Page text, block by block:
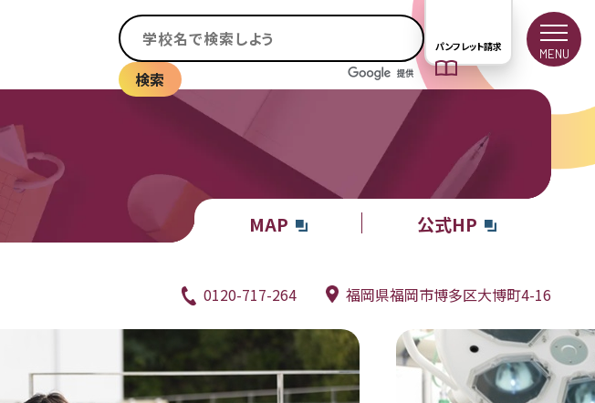
検索
パンフレット請求
MAP 公式HP
0120-717-264 福岡県福岡市博多区大博町4-16
MENU